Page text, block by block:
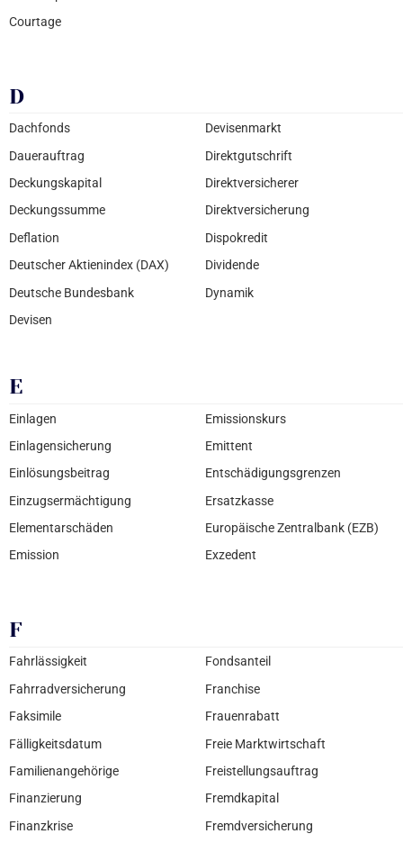
Courtage
D
Dachfonds
Dauerauftrag
Deckungskapital
Deckungssumme
Deflation
Deutscher Aktienindex (DAX)
Deutsche Bundesbank
Devisen
Devisenmarkt
Direktgutschrift
Direktversicherer
Direktversicherung
Dispokredit
Dividende
Dynamik
E
Einlagen
Einlagensicherung
Einlösungsbeitrag
Einzugsermächtigung
Elementarschäden
Emission
Emissionskurs
Emittent
Entschädigungsgrenzen
Ersatzkasse
Europäische Zentralbank (EZB)
Exzedent
F
Fahrlässigkeit
Fahrradversicherung
Faksimile
Fälligkeitsdatum
Familienangehörige
Finanzierung
Finanzkrise
Fondsanteil
Franchise
Frauenrabatt
Freie Marktwirtschaft
Freistellungsauftrag
Fremdkapital
Fremdversicherung